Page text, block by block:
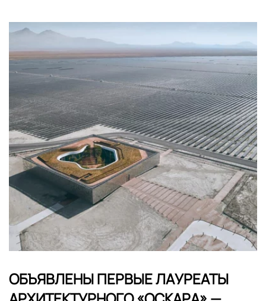
ОБЪЯВЛЕНЫ ПЕРВЫЕ ЛАУРЕАТЫ